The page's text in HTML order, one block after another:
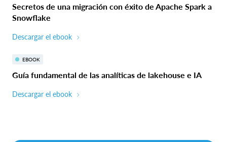
Secretos de una migración con éxito de Apache Spark a
Snowflake
Descargar el ebook
EBOOK
Guía fundamental de las analíticas de lakehouse e IA
Descargar el ebook